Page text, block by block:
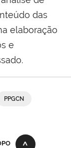
das
elaboração
e
PPGCN